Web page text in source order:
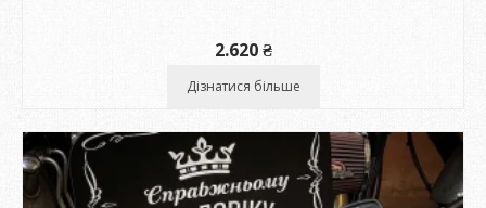
2.620₴
Дізнатися більше